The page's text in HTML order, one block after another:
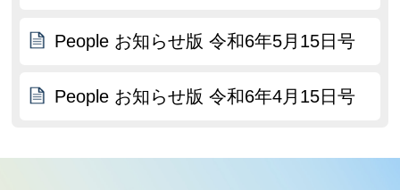
People お知らせ版 令和6年5月15日号
People お知らせ版 令和6年4月15日号